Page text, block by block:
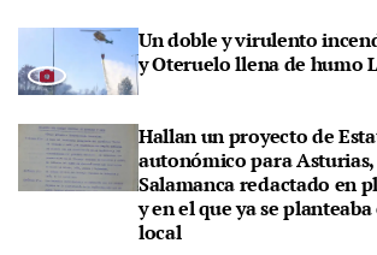
Un doble y virulento
y Oteruelo llena de humo
Hallan un proyecto de
autonómico para
Salamanca redactado en
y en el que ya se
local